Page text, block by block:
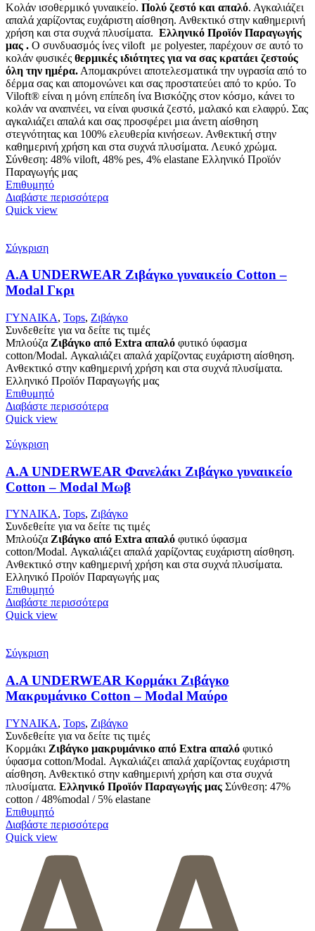
Κολάν ισοθερμικό γυναικείο. Πολύ ζεστό και απαλό. Αγκαλιάζει
απαλά χαρίζοντας ευχάριστη αίσθηση. Ανθεκτικό στην καθημερινή
χρήση και στα συχνά πλυσίματα. Ελληνικό Προϊόν Παραγωγής
μας . Ο συνδυασμός ίνες viloft με polyester, παρέχουν σε αυτό το
κολάν φυσικές θερμικές ιδιότητες για να σας κρατάει ζεστούς
όλη την ημέρα. Απομακρύνει αποτελεσματικά την υγρασία από το
δέρμα σας και απομονώνει και σας προστατεύει από το κρύο. Το
Viloft® είναι η μόνη επίπεδη ίνα Βισκόζης στον κόσμο, κάνει το
κολάν να αναπνέει, να είναι φυσικά ζεστό, μαλακό και ελαφρύ. Σας
αγκαλιάζει απαλά και σας προσφέρει μια άνετη αίσθηση
στεγνότητας και 100% ελευθερία κινήσεων. Ανθεκτική στην
καθημερινή χρήση και στα συχνά πλυσίματα. Λευκό χρώμα.
Σύνθεση: 48% viloft, 48% pes, 4% elastane Ελληνικό Προϊόν
Παραγωγής μας
Επιθυμητό
Διαβάστε περισσότερα
Quick view
Σύγκριση
Α.A UNDERWEAR Ζιβάγκο γυναικείο Cotton –
Modal Γκρι
ΓΥΝΑΙΚΑ, Tops, Ζιβάγκο
Συνδεθείτε για να δείτε τις τιμές
Μπλούζα Ζιβάγκο από Extra απαλό φυτικό ύφασμα
cotton/Modal. Αγκαλιάζει απαλά χαρίζοντας ευχάριστη αίσθηση.
Ανθεκτικό στην καθημερινή χρήση και στα συχνά πλυσίματα.
Ελληνικό Προϊόν Παραγωγής μας
Επιθυμητό
Διαβάστε περισσότερα
Quick view
Σύγκριση
Α.A UNDERWEAR Φανελάκι Ζιβάγκο γυναικείο
Cotton – Modal Μωβ
ΓΥΝΑΙΚΑ, Tops, Ζιβάγκο
Συνδεθείτε για να δείτε τις τιμές
Μπλούζα Ζιβάγκο από Extra απαλό φυτικό ύφασμα
cotton/Modal. Αγκαλιάζει απαλά χαρίζοντας ευχάριστη αίσθηση.
Ανθεκτικό στην καθημερινή χρήση και στα συχνά πλυσίματα.
Ελληνικό Προϊόν Παραγωγής μας
Επιθυμητό
Διαβάστε περισσότερα
Quick view
Σύγκριση
A.A UNDERWEAR Κορμάκι Ζιβάγκο
Μακρυμάνικο Cotton – Modal Μαύρο
ΓΥΝΑΙΚΑ, Tops, Ζιβάγκο
Συνδεθείτε για να δείτε τις τιμές
Κορμάκι Ζιβάγκο μακρυμάνικο από Extra απαλό φυτικό
ύφασμα cotton/Modal. Αγκαλιάζει απαλά χαρίζοντας ευχάριστη
αίσθηση. Ανθεκτικό στην καθημερινή χρήση και στα συχνά
πλυσίματα. Ελληνικό Προϊόν Παραγωγής μας Σύνθεση: 47%
cotton / 48%modal / 5% elastane
Επιθυμητό
Διαβάστε περισσότερα
Quick view